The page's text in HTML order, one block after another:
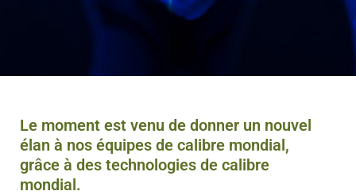
Le moment est venu de donner un nouvel
élan à nos équipes de calibre mondial,
grâce à des technologies de calibre
mondial.